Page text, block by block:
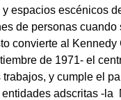
espacios escénicos
de personas
convierte al
de 1971- el
y cumple el
adscritas -la